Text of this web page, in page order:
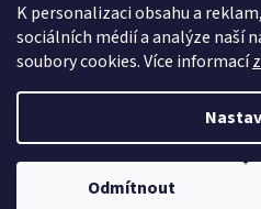
K personalizaci obsahu a
sociálních médií a analýze naší
soubory cookies. Více informací
Odmítnout
Copyright 2026100pa. Všechna